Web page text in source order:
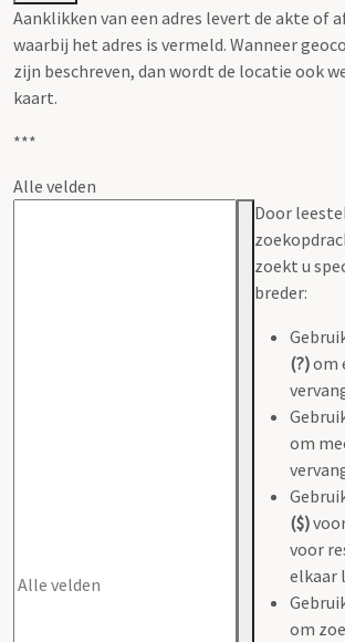
Aanklikken van een adres levert de akte of
waarbij het adres is vermeld. Wanneer
zijn beschreven, dan wordt de locatie ook
kaart.
***
Alle velden
Door
zoekt u
breder:
(?)om
om
($)
voor
elkaar
om